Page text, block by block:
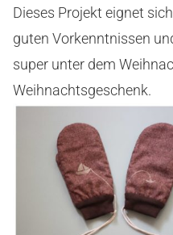
Dieses Projekt eignet
guten Vorkenntnissen
super unter dem
Weihnachtsgeschenk.